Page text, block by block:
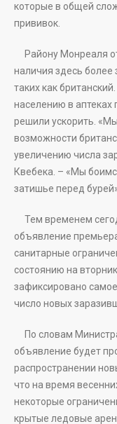
которые в общей
прививок.
Району Монреаля
наличия здесь
таких как
населению в аптеках
решили ускорить.
возможности
увеличению числа
Квебека. – «Мы
затишье перед
Тем временем
объявление
санитарные
состоянию на
зафиксировано
число новых
По словам
объявление будет
распространении
что на время
некоторые
крытые ледовые